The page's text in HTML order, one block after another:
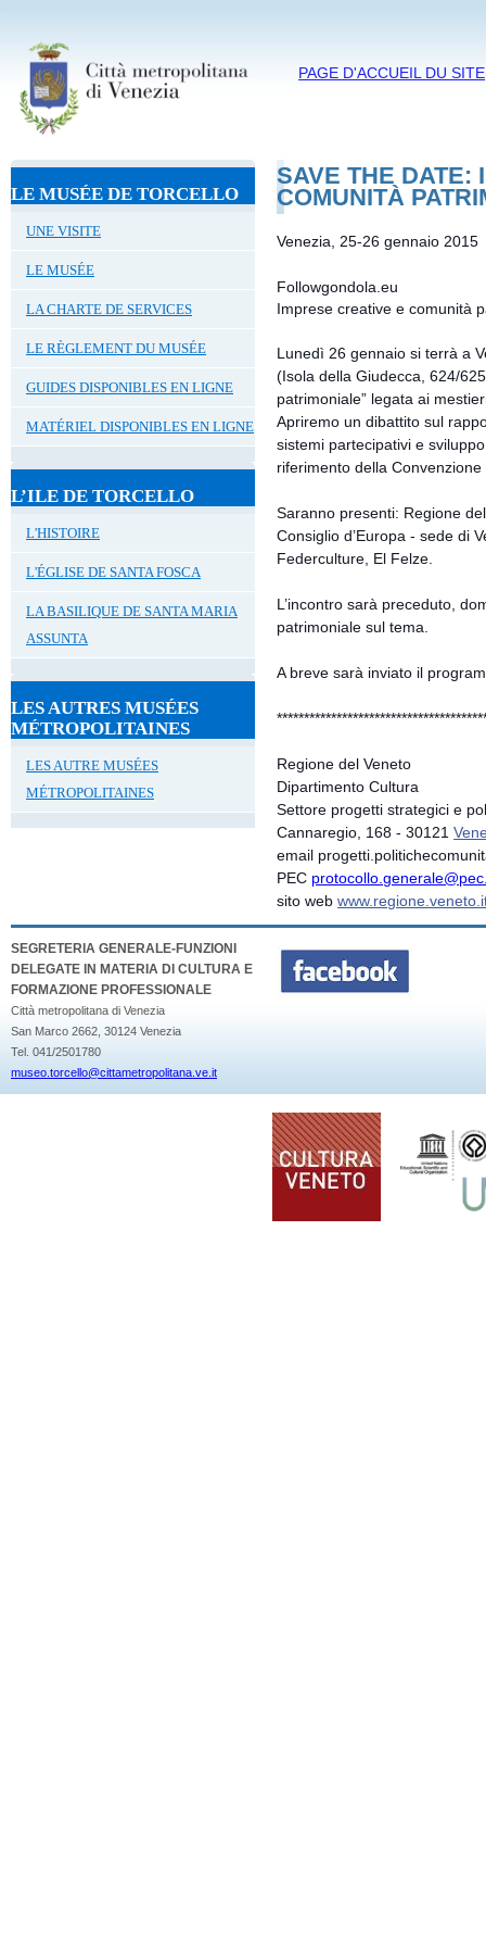
PAGE D'ACCUEIL DU SITE
LE MUSÉE DE TORCELLO
UNE VISITE
LE MUSÉE
LA CHARTE DE SERVICES
LE RÈGLEMENT DU MUSÉE
GUIDES DISPONIBLES EN LIGNE
MATÉRIEL DISPONIBLES EN LIGNE
L’ILE DE TORCELLO
L'HISTOIRE
L'ÉGLISE DE SANTA FOSCA
LA BASILIQUE DE SANTA MARIA
ASSUNTA
LES AUTRES MUSÉES
MÉTROPOLITAINES
LES AUTRE MUSÉES
MÉTROPOLITAINES
SAVE THE DATE:
COMUNITÀ
Venezia, 25-26 gennaio 2015
Followgondola.eu
Imprese creative e comunità
Lunedì 26 gennaio si terrà a
(Isola della Giudecca, 624/
patrimoniale” legata ai
Apriremo un dibattito sul
sistemi partecipativi e
riferimento della
Saranno presenti: Regione
Consiglio d’Europa - sede di
Federculture, El Felze.
L’incontro sarà preceduto,
patrimoniale sul tema.
A breve sarà inviato il
**************************
Regione del Veneto
Dipartimento Cultura
Settore progetti strategici e
Cannaregio, 168 - 30121
email
PEC
sito web
SEGRETERIA GENERALE-FUNZIONI
DELEGATE IN MATERIA DI CULTURA E
FORMAZIONE PROFESSIONALE
Città metropolitana di Venezia
San Marco 2662, 30124 Venezia
Tel. 041/2501780
museo.torcello@cittametropolitana.ve.it